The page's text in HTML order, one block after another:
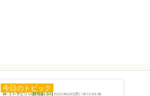
今日のトピック